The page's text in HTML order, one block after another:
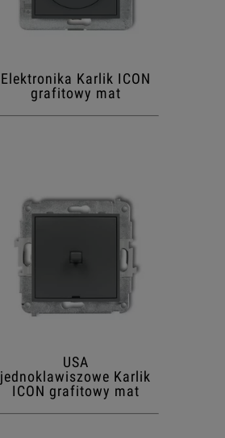
Elektronika Karlik ICON
grafitowy mat
USA
jednoklawiszowe Karlik
ICON grafitowy mat